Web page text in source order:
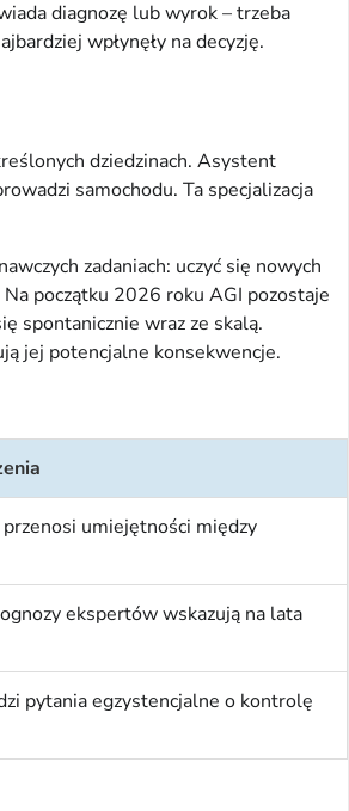
diagnozę lub wyrok – trzeba
wpłynęły na decyzję.
dziedzinach. Asystent
samochodu. Ta specjalizacja
zadaniach: uczyć się nowych
początku 2026 roku AGI pozostaje
spontanicznie wraz ze skalą.
jej potencjalne konsekwencje.
umiejętności między
ekspertów wskazują na lata
pytania egzystencjalne o kontrolę